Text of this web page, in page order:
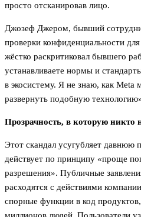
просто отсканировав лицо.
Джозеф Джером, бывший
проверки конфиденциальности
жёстко раскритиковал бывшего
устанавливаете нормы и
в экосистему. Я не знаю, как Meta
развернуть подобную
Прозрачность, в которую никто
Этот скандал усугубляет давнюю
действует по принципу «проще
разрешения». Публичные
расходятся с действиями
спорные функции в код